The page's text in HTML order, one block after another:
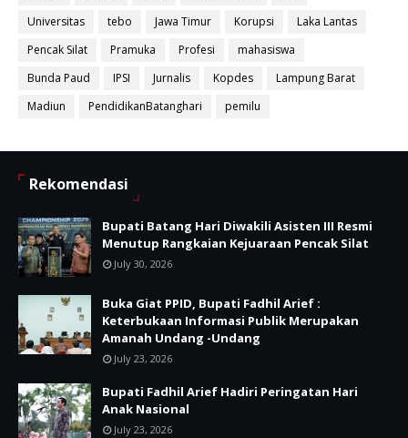
Universitas
tebo Jawa Timur Korupsi
Laka Lantas
Pencak Silat
Pramuka Profesi
mahasiswa
Bunda Paud
IPSI Jurnalis Kopdes
Lampung Barat
Madiun
PendidikanBatanghari pemilu
Rekomendasi
Bupati Batang Hari Diwakili Asisten III Resmi
Menutup Rangkaian Kejuaraan Pencak Silat
July 30, 2026
Buka Giat PPID, Bupati Fadhil Arief :
Keterbukaan Informasi Publik Merupakan
Amanah Undang -Undang
July 23, 2026
Bupati Fadhil Arief Hadiri Peringatan Hari
Anak Nasional
July 23, 2026